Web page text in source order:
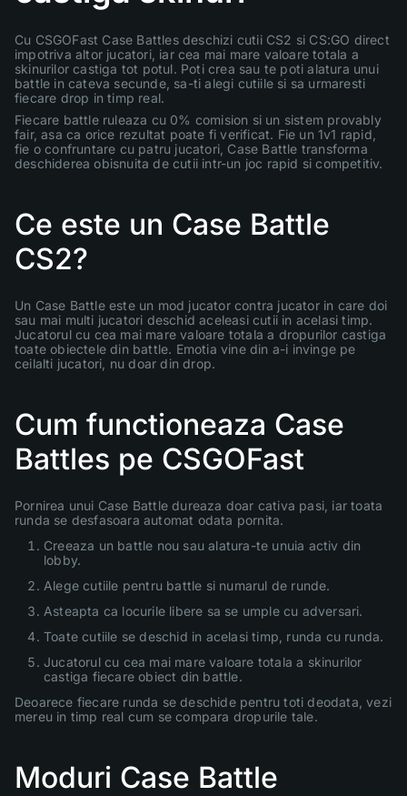
Cu CSGOFast Case Battles deschizi cutii CS2 si CS:GO direct
impotriva altor jucatori, iar cea mai mare valoare totala a
skinurilor castiga tot potul. Poti crea sau te poti alatura unui
battle in cateva secunde, sa-ti alegi cutiile si sa urmaresti
fiecare drop in timp real.
Fiecare battle ruleaza cu 0% comision si un sistem provably
fair, asa ca orice rezultat poate fi verificat. Fie un 1v1 rapid,
fie o confruntare cu patru jucatori, Case Battle transforma
deschiderea obisnuita de cutii intr-un joc rapid si competitiv.
Ce este un Case Battle
CS2?
Un Case Battle este un mod jucator contra jucator in care doi
sau mai multi jucatori deschid aceleasi cutii in acelasi timp.
Jucatorul cu cea mai mare valoare totala a dropurilor castiga
toate obiectele din battle. Emotia vine din a-i invinge pe
ceilalti jucatori, nu doar din drop.
Cum functioneaza Case
Battles pe CSGOFast
Pornirea unui Case Battle dureaza doar cativa pasi, iar toata
runda se desfasoara automat odata pornita.
Creeaza un battle nou sau alatura-te unuia activ din
lobby.
Alege cutiile pentru battle si numarul de runde.
Asteapta ca locurile libere sa se umple cu adversari.
Toate cutiile se deschid in acelasi timp, runda cu runda.
Jucatorul cu cea mai mare valoare totala a skinurilor
castiga fiecare obiect din battle.
Deoarece fiecare runda se deschide pentru toti deodata, vezi
mereu in timp real cum se compara dropurile tale.
Moduri Case Battle